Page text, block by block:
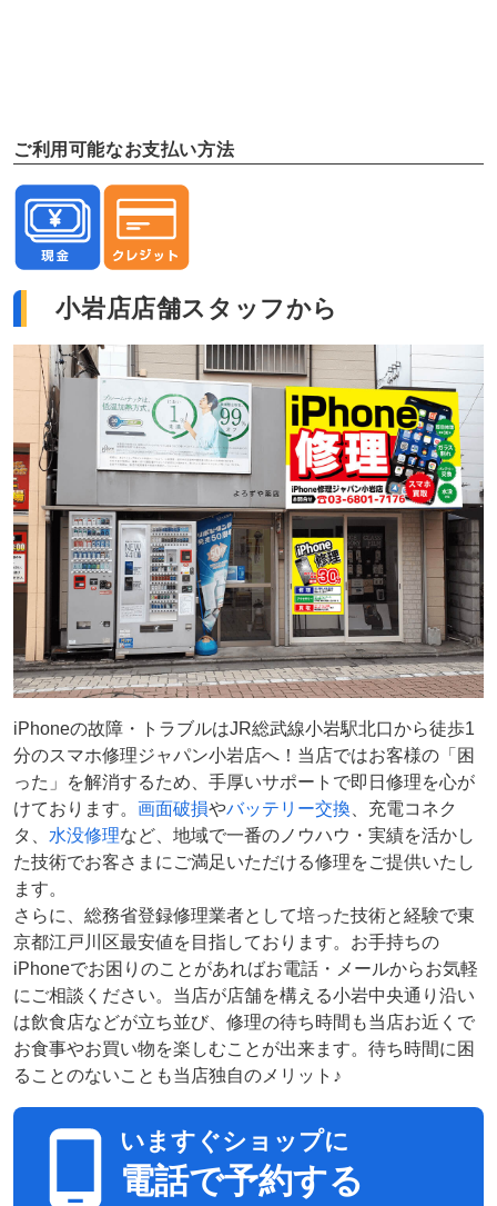
ご利用可能なお支払い方法
小岩店店舗スタッフから
iPhoneの故障・トラブルはJR総武線小岩駅北口から徒歩1
分のスマホ修理ジャパン小岩店へ！当店ではお客様の「困
った」を解消するため、手厚いサポートで即日修理を心が
けております。 画面破損やバッテリー交換 、充電コネク
タ、 水没修理など、地域で一番のノウハウ・実績を活かし
た技術でお客さまにご満足いただける修理をご提供いたし
ます。
さらに、総務省登録修理業者として培った技術と経験で東
京都江戸川区最安値を目指しております。お手持ちの
iPhoneでお困りのことがあればお電話・メールからお気軽
にご相談ください。当店が店舗を構える小岩中央通り沿い
は飲食店などが立ち並び、修理の待ち時間も当店お近くで
お食事やお買い物を楽しむことが出来ます。待ち時間に困
ることのないことも当店独自のメリット♪
いますぐショップに
電話で予約する